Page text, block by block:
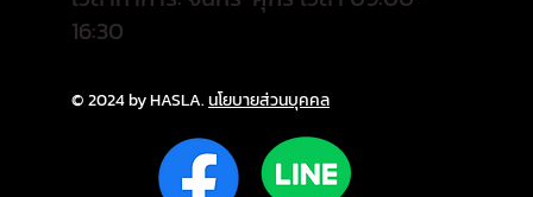
16:30
© 2024 by HASLA.นโยบายส่วนบุคคล